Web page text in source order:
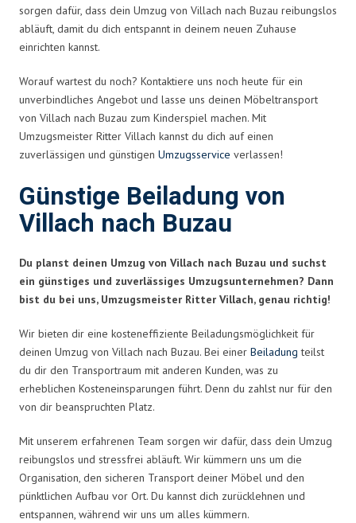
sorgen dafür, dass dein Umzug von Villach nach Buzau reibungslos
abläuft, damit du dich entspannt in deinem neuen Zuhause
einrichten kannst.
Worauf wartest du noch? Kontaktiere uns noch heute für ein
unverbindliches Angebot und lasse uns deinen Möbeltransport
von Villach nach Buzau zum Kinderspiel machen. Mit
Umzugsmeister Ritter Villach kannst du dich auf einen
zuverlässigen und günstigen Umzugsservice verlassen!
Günstige Beiladung von
Villach nach Buzau
Du planst deinen Umzug von Villach nach Buzau und suchst
ein günstiges und zuverlässiges Umzugsunternehmen? Dann
bist du bei uns, Umzugsmeister Ritter Villach, genau richtig!
Wir bieten dir eine kosteneffiziente Beiladungsmöglichkeit für
deinen Umzug von Villach nach Buzau. Bei einer Beiladung teilst
du dir den Transportraum mit anderen Kunden, was zu
erheblichen Kosteneinsparungen führt. Denn du zahlst nur für den
von dir beanspruchten Platz.
Mit unserem erfahrenen Team sorgen wir dafür, dass dein Umzug
reibungslos und stressfrei abläuft. Wir kümmern uns um die
Organisation, den sicheren Transport deiner Möbel und den
pünktlichen Aufbau vor Ort. Du kannst dich zurücklehnen und
entspannen, während wir uns um alles kümmern.